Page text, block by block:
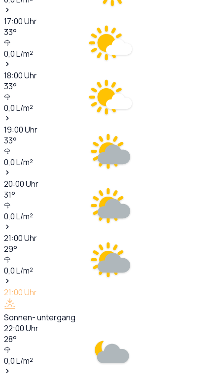
17:00Uhr
33°
0,0L/m²
18:00Uhr
33°
0,0L/m²
19:00Uhr
33°
0,0L/m²
20:00Uhr
31°
0,0L/m²
21:00Uhr
29°
0,0L/m²
21:00Uhr
Sonnen- untergang
22:00Uhr
28°
0,0L/m²